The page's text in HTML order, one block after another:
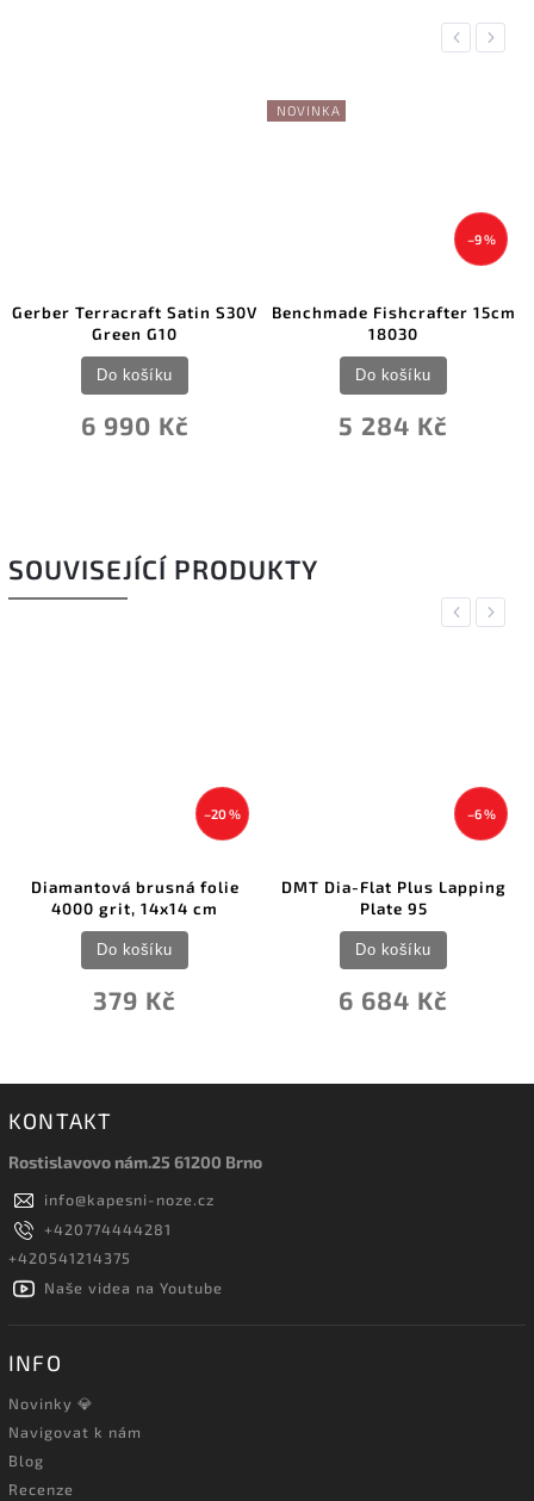
Previous
Gerber Terracraft Satin S30V
Green G10
6 990 Kč
Do košíku
NOVINKA
–9 %
Benchmade Fishcrafter 15cm
18030
5 284 Kč
Do košíku
Next
SOUVISEJÍCÍ PRODUKTY
Previous
–20 %
Diamantová brusná folie
4000 grit, 14x14 cm
379 Kč
Do košíku
–6 %
DMT Dia-Flat Plus Lapping
Plate 95
6 684 Kč
Do košíku
Next
KONTAKT
Rostislavovo nám.25 61200 Brno
info@kapesni-noze.cz
+420774444281
+420541214375
Naše videa na Youtube
INFO
Novinky 💎
Navigovat k nám
Blog
Recenze